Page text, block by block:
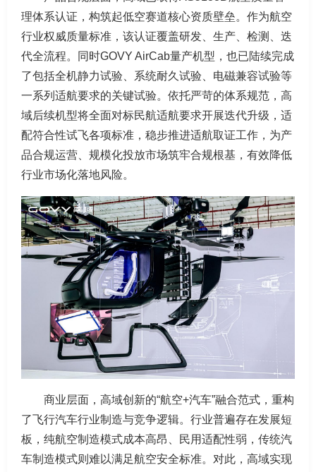
理体系认证，构筑起低空赛道核心资质壁垒。作为航空
行业权威质量标准，该认证覆盖研发、生产、检测、迭
代全流程。同时GOVY AirCab量产机型，也已陆续完成
了包括全机静力试验、系统耐久试验、电磁兼容试验等
一系列适航要求的关键试验。依托严苛的体系规范，高
域后续机型将全面对标民航适航要求开展迭代升级，适
配符合性试飞各项标准，稳步推进适航取证工作，为产
品合规运营、规模化投放市场筑牢合规根基，有效降低
行业市场化落地风险。
商业层面，高域创新的“航空+汽车”融合范式，重构
了飞行汽车行业制造与竞争逻辑。行业普遍存在发展短
板，纯航空制造模式成本高昂、民用适配性弱，传统汽
车制造模式则难以满足航空安全标准。对此，高域实现